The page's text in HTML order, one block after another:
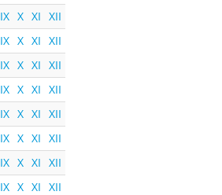
IX X XI XII
IX X XI XII
IX X XI XII
IX X XI XII
IX X XI XII
IX X XI XII
IX X XI XII
IX X XI XII